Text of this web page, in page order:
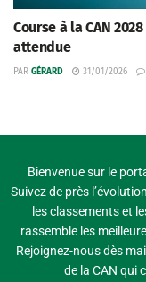
Course à la CAN
attendue
PAR GÉRARD 31/01/2026
Bienvenue sur le
Suivez de près
les classements et
rassemble les
Rejoignez-nous dès
de la CAN qui